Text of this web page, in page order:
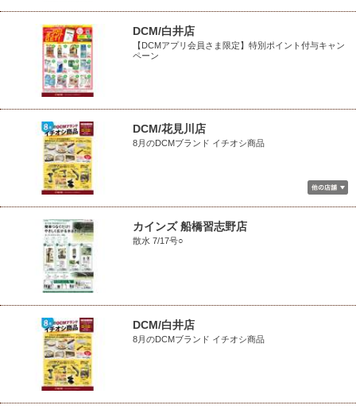
DCM/白井店
【DCMアプリ会員さま限定】特別ポイント付与キャン
ペーン
DCM/花見川店
8月のDCMブランド イチオシ商品
カインズ 船橋習志野店
散水 7/17号○
DCM/白井店
8月のDCMブランド イチオシ商品